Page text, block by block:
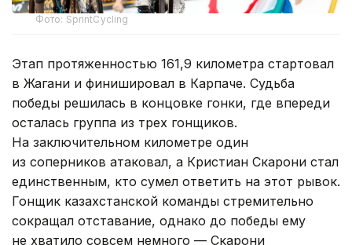
Фото: SprintCycling
Этап протяженностью 161,9 километра стартовал
в Жагани и финишировал в Карпаче. Судьба
победы решилась в концовке гонки, где впереди
осталась группа из трех гонщиков.
На заключительном километре один
из соперников атаковал, а Кристиан Скарони стал
единственным, кто сумел ответить на этот рывок.
Гонщик казахстанской команды стремительно
сокращал отставание, однако до победы ему
не хватило совсем немного — Скарони